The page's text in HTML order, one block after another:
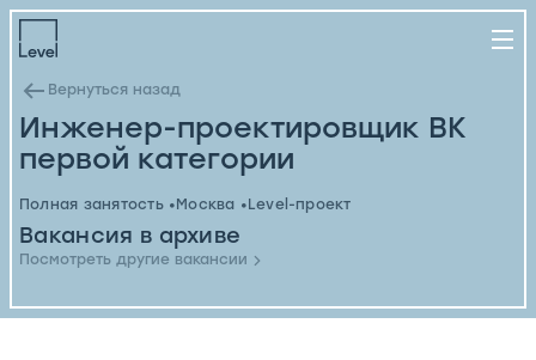
Вернуться назад
Инженер-проектировщик ВК
первой категории
Вакансия в архиве
Посмотреть другие вакансии
Полная занятость Москва Level-проект